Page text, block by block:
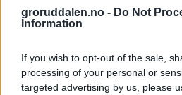
groruddalen.no - Do Not
Information
If you wish to opt-out of the sale,
processing of your personal or
targeted advertising by us, please
Tidligere kringkastingssjef Thor
styreleder for Norsk Folkemuseum
bekrefter nyheten. Dermed får
som leder for landets største
fra 1. juli 2025 til 1. juni 2029.